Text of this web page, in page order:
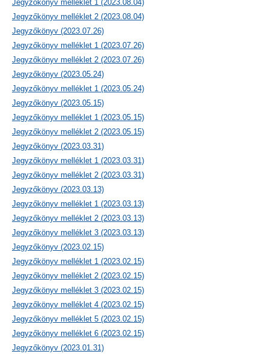
Jegyzőkönyv melléklet 1 (2023.08.04)
Jegyzőkönyv melléklet 2 (2023.08.04)
Jegyzőkönyv (2023.07.26)
Jegyzőkönyv melléklet 1 (2023.07.26)
Jegyzőkönyv melléklet 2 (2023.07.26)
Jegyzőkönyv (2023.05.24)
Jegyzőkönyv melléklet 1 (2023.05.24)
Jegyzőkönyv (2023.05.15)
Jegyzőkönyv melléklet 1 (2023.05.15)
Jegyzőkönyv melléklet 2 (2023.05.15)
Jegyzőkönyv (2023.03.31)
Jegyzőkönyv melléklet 1 (2023.03.31)
Jegyzőkönyv melléklet 2 (2023.03.31)
Jegyzőkönyv (2023.03.13)
Jegyzőkönyv melléklet 1 (2023.03.13)
Jegyzőkönyv melléklet 2 (2023.03.13)
Jegyzőkönyv melléklet 3 (2023.03.13)
Jegyzőkönyv (2023.02.15)
Jegyzőkönyv melléklet 1 (2023.02.15)
Jegyzőkönyv melléklet 2 (2023.02.15)
Jegyzőkönyv melléklet 3 (2023.02.15)
Jegyzőkönyv melléklet 4 (2023.02.15)
Jegyzőkönyv melléklet 5 (2023.02.15)
Jegyzőkönyv melléklet 6 (2023.02.15)
Jegyzőkönyv (2023.01.31)